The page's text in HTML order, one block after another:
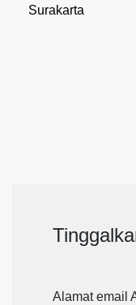
Surakarta
Alamat email